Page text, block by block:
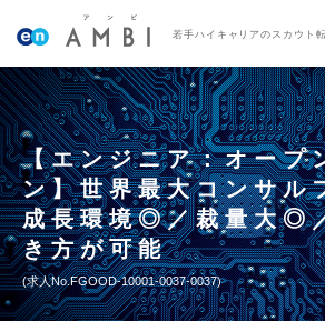
若手ハイキャリアのスカウト
【エンジニア：オープ
ン】世界最大コンサル
成長環境◎／裁量大◎
き方が可能
求人No.FGOOD-10001-0037-0037